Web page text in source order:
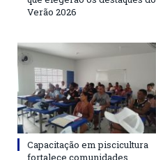
Verão 2026
Capacitação em piscicultura
fortalece comunidades